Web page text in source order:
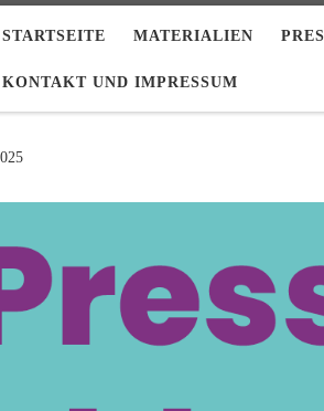
STARTSEITE MATERIALIEN
KONTAKT UND IMPRESSUM